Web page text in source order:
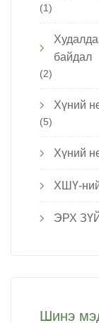
(1)
байдал
(2)
Хүний
(5)
Хүний
ХШҮ-
ЭРХ
Шинэ